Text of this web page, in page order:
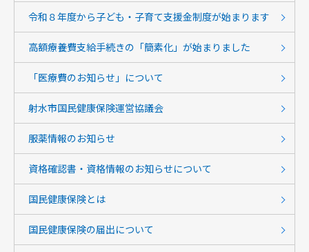
令和８年度から子ども・子育て支援金制度が始まります
高額療養費支給手続きの「簡素化」が始まりました
「医療費のお知らせ」について
射水市国民健康保険運営協議会
服薬情報のお知らせ
資格確認書・資格情報のお知らせについて
国民健康保険とは
国民健康保険の届出について